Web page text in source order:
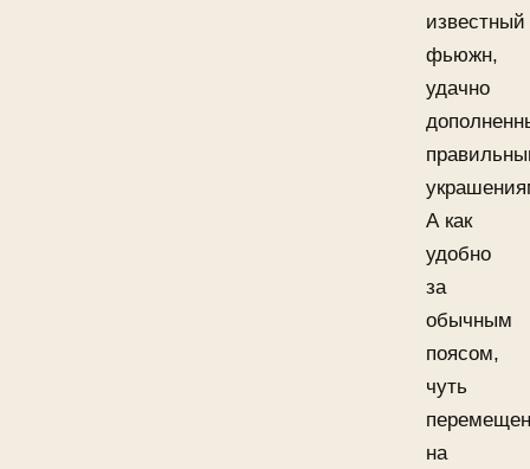
известный
фьюжн,
удачно
А как
удобно
за
обычным
поясом,
чуть
на